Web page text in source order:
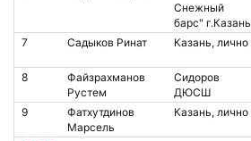
Снежный
барс" г.Казань
7 Садыков Ринат Казань, лично
8
Файзрахманов
Рустем
Сидоров
ДЮСШ
9
Фатхутдинов
Марсель
Казань, лично